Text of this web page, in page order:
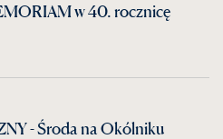
w 40. rocznicę
- Środa na Okólniku